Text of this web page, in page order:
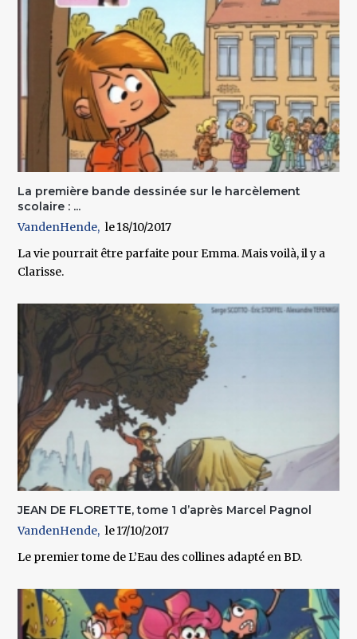
La première bande dessinée sur le harcèlement
scolaire : ...
VandenHende
18/10/2017
La vie pourrait être parfaite pour Emma. Mais voilà, il y a
Clarisse.
JEAN DE FLORETTE, tome 1 d’après Marcel Pagnol
VandenHende
17/10/2017
Le premier tome de L’Eau des collines adapté en BD.